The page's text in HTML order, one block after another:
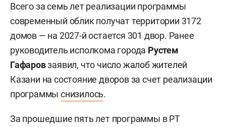
Всего за семь лет реализации программы
современный облик получат территории 3172
домов — на 2027-й остается 301 двор. Ранее
руководитель исполкома города Рустем
Гафаровзаявил, что число жалоб жителей
Казани на состояние дворов за счет реализации
программыснизилось.
За прошедшие пять лет программы в РТ